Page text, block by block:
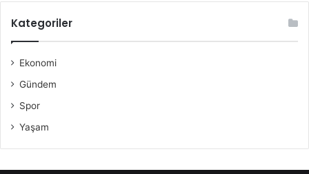
Kategoriler
Ekonomi
Gündem
Spor
Yaşam